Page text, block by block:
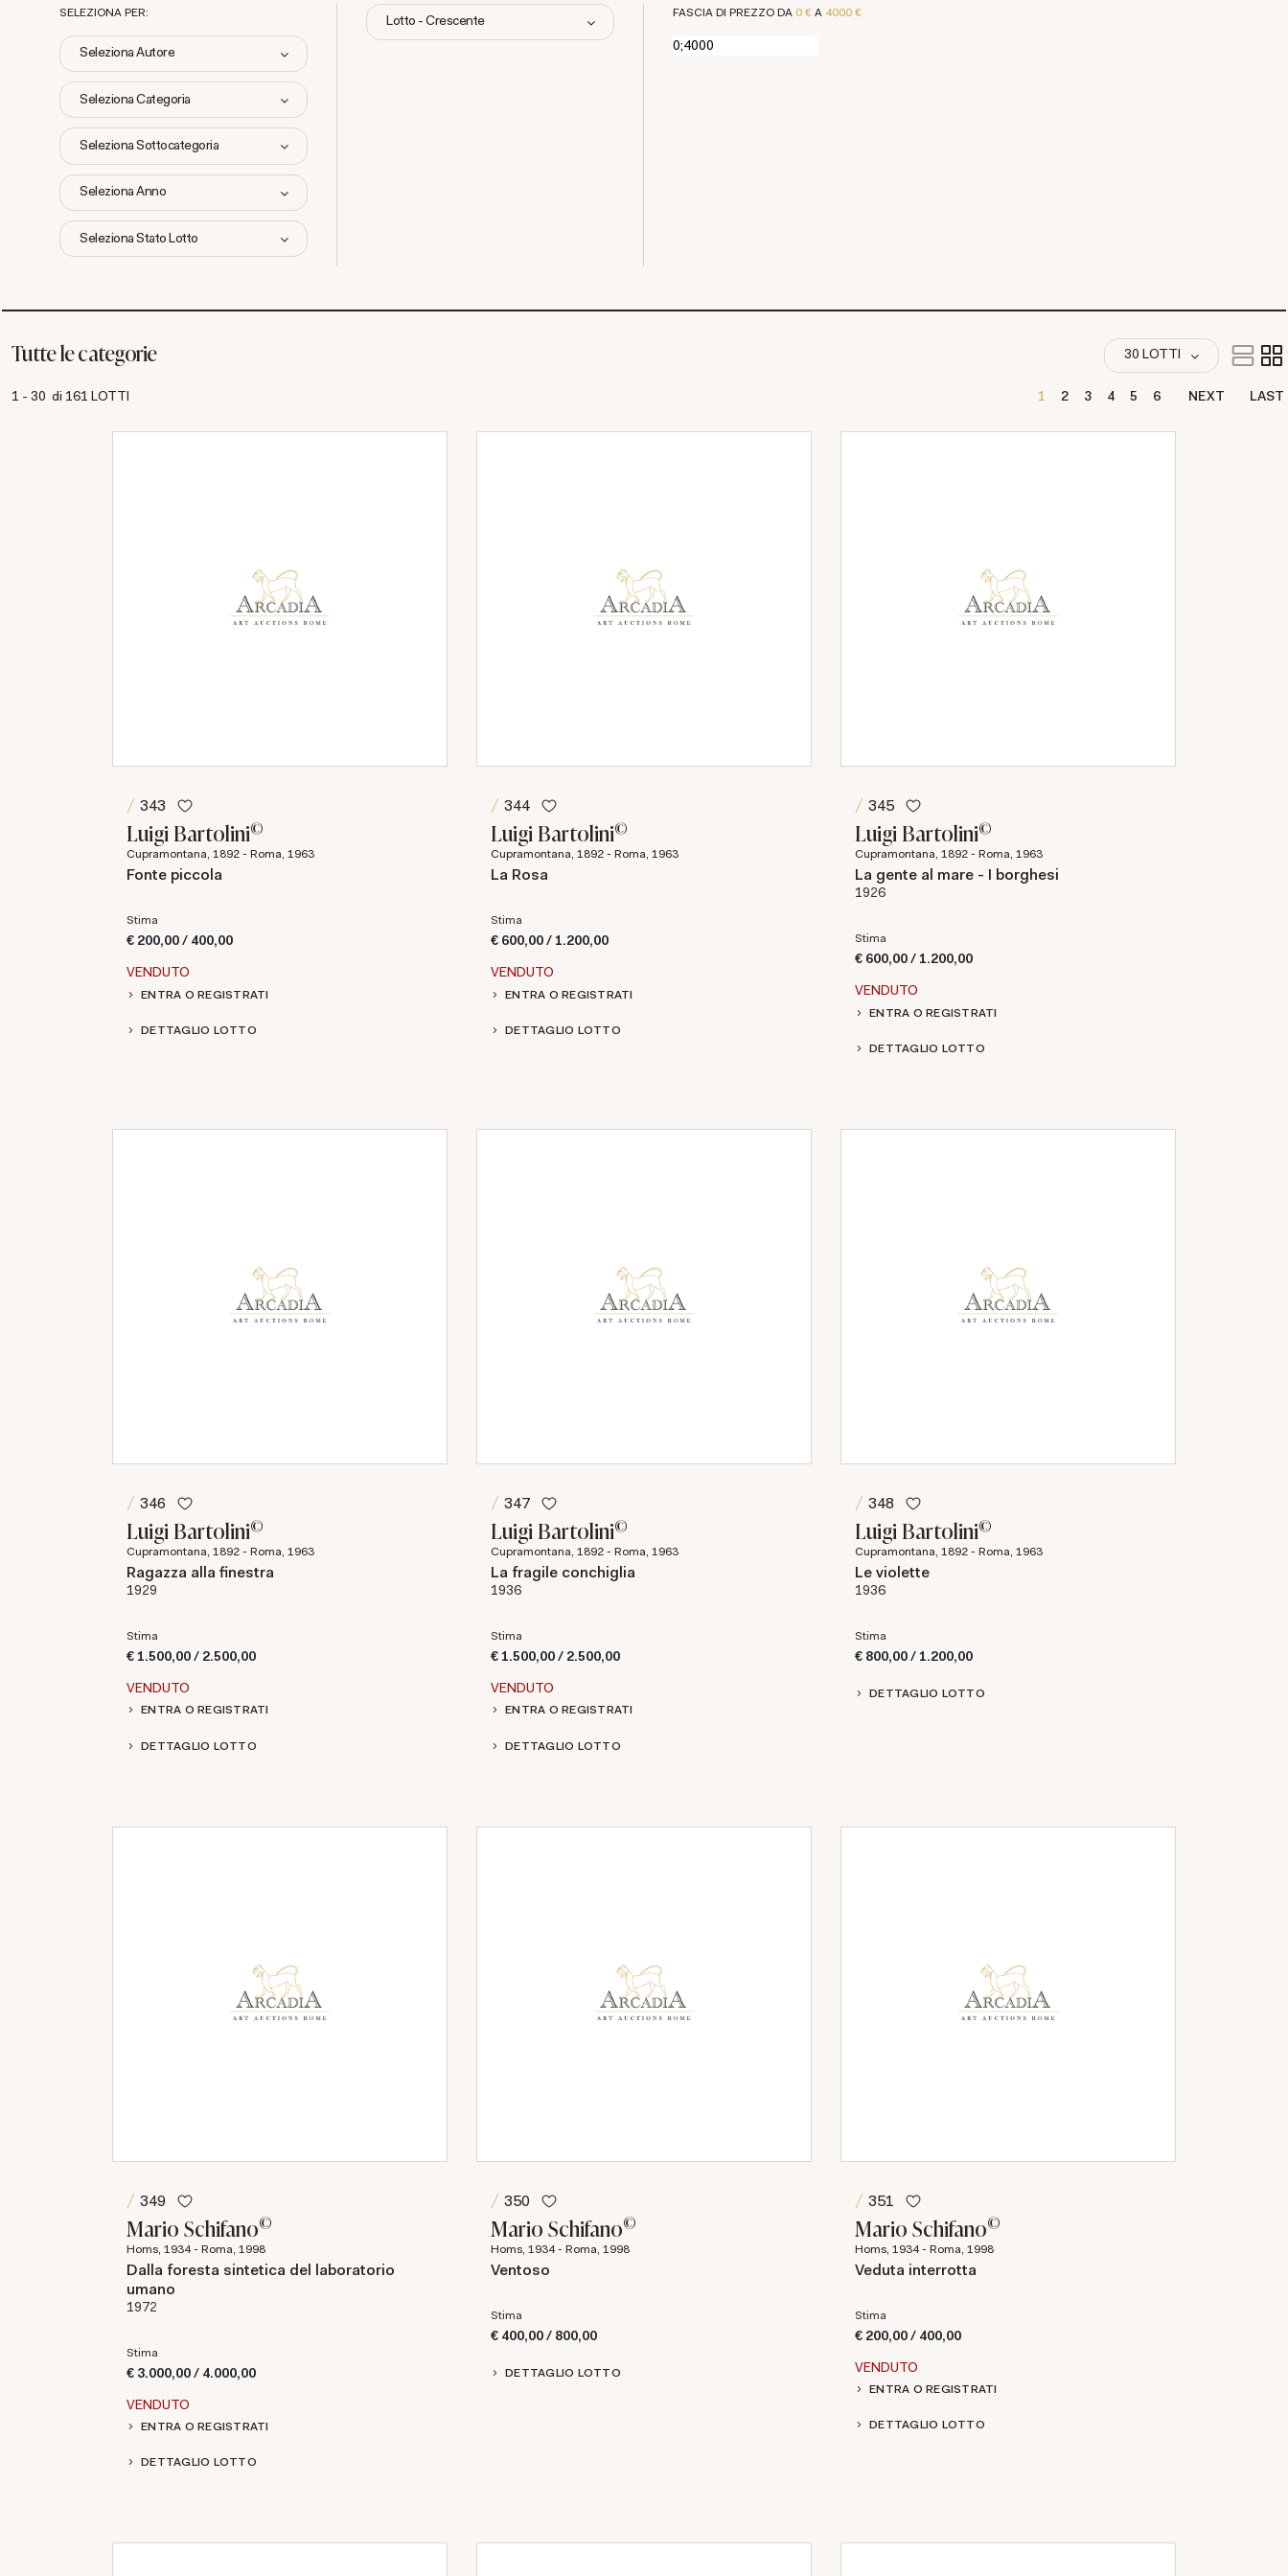
SELEZIONA PER:
Seleziona Autore
Seleziona Categoria
Seleziona Sottocategoria
Seleziona Anno
Seleziona Stato Lotto
FASCIA DI PREZZO DA0 €A 4000 €
Lotto - Crescente
Tutte le categorie 30 LOTTI
1 - 30 di 161 LOTTI 1 2 3 4 5 6 NEXT LAST
343
Luigi Bartolini©
Cupramontana, 1892 - Roma, 1963
Fonte piccola
Stima
€ 200,00 / 400,00
VENDUTO
ENTRA O REGISTRATI
DETTAGLIO LOTTO
344
Luigi Bartolini©
Cupramontana, 1892 - Roma, 1963
La Rosa
Stima
€ 600,00 / 1.200,00
VENDUTO
ENTRA O REGISTRATI
DETTAGLIO LOTTO
345
Luigi Bartolini©
Cupramontana, 1892 - Roma, 1963
La gente al mare - I borghesi
1926
Stima
€ 600,00 / 1.200,00
VENDUTO
ENTRA O REGISTRATI
DETTAGLIO LOTTO
346
Luigi Bartolini©
Cupramontana, 1892 - Roma, 1963
Ragazza alla finestra
1929
Stima
€ 1.500,00 / 2.500,00
VENDUTO
ENTRA O REGISTRATI
DETTAGLIO LOTTO
347
Luigi Bartolini©
Cupramontana, 1892 - Roma, 1963
La fragile conchiglia
1936
Stima
€ 1.500,00 / 2.500,00
VENDUTO
ENTRA O REGISTRATI
DETTAGLIO LOTTO
348
Luigi Bartolini©
Cupramontana, 1892 - Roma, 1963
Le violette
1936
Stima
€ 800,00 / 1.200,00
DETTAGLIO LOTTO
349
Mario Schifano©
Homs, 1934 - Roma, 1998
Dalla foresta sintetica del laboratorio
umano
1972
Stima
€ 3.000,00 / 4.000,00
VENDUTO
ENTRA O REGISTRATI
DETTAGLIO LOTTO
350
Mario Schifano©
Homs, 1934 - Roma, 1998
Ventoso
Stima
€ 400,00 / 800,00
DETTAGLIO LOTTO
351
Mario Schifano©
Homs, 1934 - Roma, 1998
Veduta interrotta
Stima
€ 200,00 / 400,00
VENDUTO
ENTRA O REGISTRATI
DETTAGLIO LOTTO